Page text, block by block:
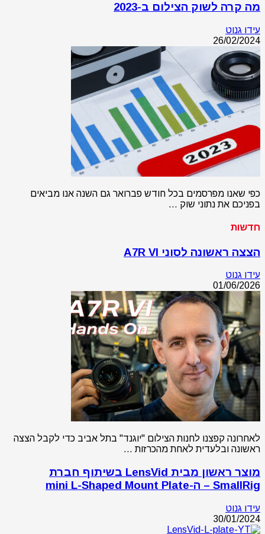
מה קרה לשוק הצילום ב-2023
עידו גנוט
26/02/2024
כפי שאנו מפרסמים בכל חודש פברואר גם השנה אנו מביאים
בפניכם את נתוני שוק …
חדשות
הצצה ראשונה לסוני A7R VI
עידו גנוט
01/06/2026
לאחרונה קפצנו לחנות הצילום "יוגנד" בתל אביב כדי לקבל הצצה
ראשונה ובלעדית לאחת מהכרזות …
מוצר ראשון מבית LensVid בשיתוף חברת
SmallRig – ה-mini L-Shaped Mount Plate
עידו גנוט
30/01/2024